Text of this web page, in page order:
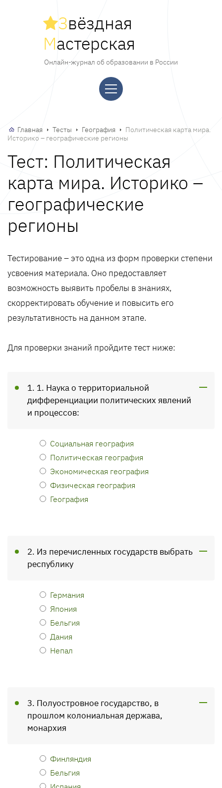
Звёздная
Мастерская
Онлайн-журнал об образовании в России
Главная Тесты География
Политическая карта мира.
Историко – географические регионы
Тест: Политическая
карта мира. Историко –
географические
регионы
Тестирование – это одна из форм проверки степени
усвоения материала. Оно предоставляет
возможность выявить пробелы в знаниях,
скорректировать обучение и повысить его
результативность на данном этапе.
Для проверки знаний пройдите тест ниже:
1. 1. Наука о территориальной
дифференциации политических явлений
и процессов:
Социальная география
Политическая география
Экономическая география
Физическая география
География
2. Из перечисленных государств выбрать
республику
Германия
Япония
Бельгия
Дания
Непал
3. Полуостровное государство, в
прошлом колониальная держава,
монархия
Финляндия
Бельгия